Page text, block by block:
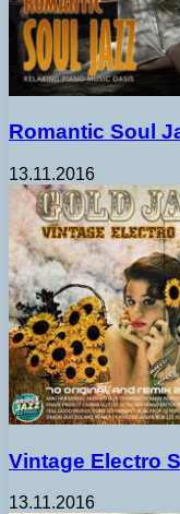
Romantic Soul
13.11.2016
Vintage Electro
13.11.2016